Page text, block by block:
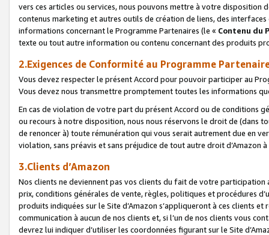
vers ces articles ou services, nous pouvons mettre à votre disposition
contenus marketing et autres outils de création de liens, des
informations concernant le Programme Partenaires (le « Contenu du
texte ou tout autre information ou contenu concernant des produits
2.Exigences de Conformité au Programme
Vous devez respecter le présent Accord pour pouvoir participer au
Vous devez nous transmettre promptement toutes les informations
En cas de violation de votre part du présent Accord ou de conditions
ou recours à notre disposition, nous nous réservons le droit de (dans
de renoncer à) toute rémunération qui vous serait autrement due en
violation, sans préavis et sans préjudice de tout autre droit
3.Clients d’Amazon
Nos clients ne deviennent pas vos clients du fait de votre
prix, conditions générales de vente, règles, politiques et procédures
produits indiquées sur le Site d’Amazon s’appliqueront à ces clients
communication à aucun de nos clients et, si l’un de nos clients vous
devrez lui indiquer d’utiliser les coordonnées figurant sur le Site